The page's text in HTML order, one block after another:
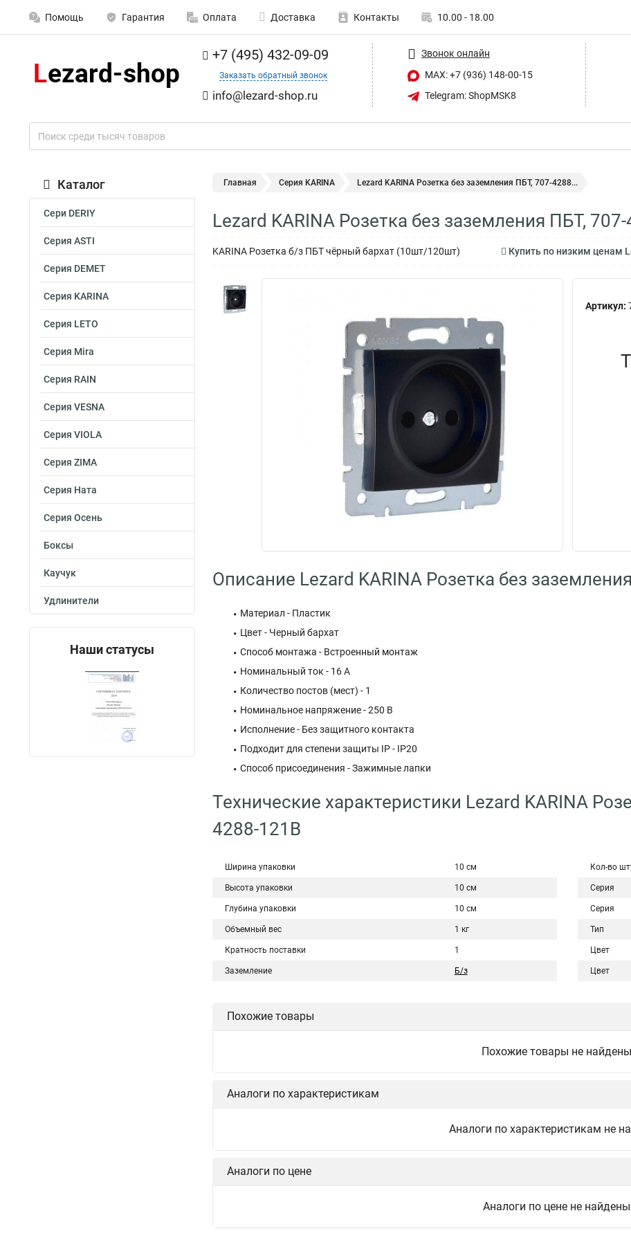
Помощь Гарантия Оплата Доставка Контакты 10.00 - 18.00
+7 (495) 432-09-09
Заказать обратный звонок
info@lezard-shop.ru
Звонок онлайн
MAX: +7 (936) 148-00-15
Telegram: ShopMSK8
Каталог
Сери DERIY
Серия ASTI
Серия DEMET
Серия KARINA
Серия LETO
Серия Mira
Серия RAIN
Серия VESNA
Серия VIOLA
Серия ZIMA
Серия Ната
Серия Осень
Боксы
Каучук
Удлинители
Наши статусы
Главная Серия KARINA Lezard KARINA Розетка без заземления ПБТ, 707-4288...
Lezard KARINA Розетка без заземления ПБТ,
KARINA Розетка б/з ПБТ чёрный бархат (10шт/120шт) Купить по низким ценам
Артикул:
Описание Lezard KARINA Розетка без
Материал - Пластик
Цвет - Черный бархат
Способ монтажа - Встроенный монтаж
Номинальный ток - 16 А
Количество постов (мест) - 1
Номинальное напряжение - 250 В
Исполнение - Без защитного контакта
Подходит для степени защиты IP - IP20
Способ присоединения - Зажимные лапки
Технические характеристики Lezard KARINA
4288-121B
Ширина упаковки 10 см
Высота упаковки 10 см
Глубина упаковки 10 см
Объемный вес 1 кг
Кратность поставки 1
Заземление Б/з
Кол-во
Серия
Серия
Тип
Цвет
Цвет
Похожие товары
Похожие товары не найдены
Аналоги по характеристикам
Аналоги по характеристикам не
Аналоги по цене
Аналоги по цене не найдены